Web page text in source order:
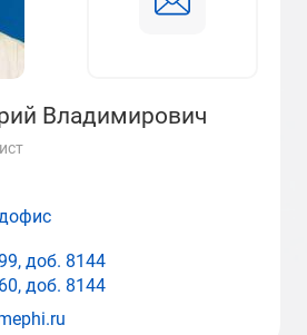
Владимирович
доб. 8144
доб. 8144